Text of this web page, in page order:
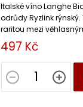
497 Kč
Italské víno Langhe
odrůdy Ryzlink
raritou mezi
oblasti Piemonte.